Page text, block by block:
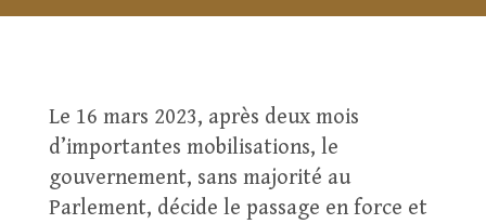
Le 16 mars 2023, après deux mois
d’importantes mobilisations, le
gouvernement, sans majorité au
Parlement, décide le passage en force et